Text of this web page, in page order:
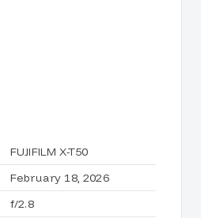
FUJIFILM X-T50
February 18, 2026
f/2.8